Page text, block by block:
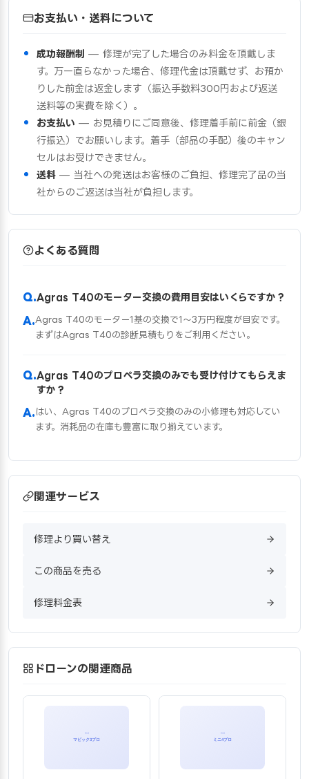
お支払い・送料について
成功報酬制 — 修理が完了した場合のみ料金を頂戴しま
す。万一直らなかった場合、修理代金は頂戴せず、お預か
りした前金は返金します（振込手数料300円および返送
送料等の実費を除く）。
お支払い — お見積りにご同意後、修理着手前に前金（銀
行振込）でお願いします。着手（部品の手配）後のキャン
セルはお受けできません。
送料 — 当社への発送はお客様のご負担、修理完了品の当
社からのご返送は当社が負担します。
よくある質問
Agras T40のモーター交換の費用目安はいくらですか？
Agras T40のモーター1基の交換で1〜3万円程度が目安です。
まずはAgras T40の診断見積もりをご利用ください。
Agras T40のプロペラ交換のみでも受け付けてもらえま
すか？
はい、Agras T40のプロペラ交換のみの小修理も対応してい
ます。消耗品の在庫も豊富に取り揃えています。
関連サービス
修理より買い替え
この商品を売る
修理料金表
ドローンの関連商品